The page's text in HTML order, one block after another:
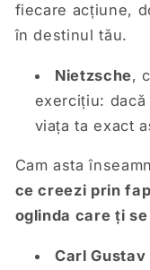
fiecare acțiune,
în destinul tău.
Nietzsche,
exercițiu:
viața ta exact
Cam asta
ce creezi prin
oglinda care ți
Carl